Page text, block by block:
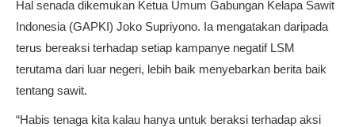
Hal senada dikemukan Ketua Umum Gabungan Kelapa Sawit
Indonesia (GAPKI) Joko Supriyono. Ia mengatakan daripada
terus bereaksi terhadap setiap kampanye negatif LSM
terutama dari luar negeri, lebih baik menyebarkan berita baik
tentang sawit.
“Habis tenaga kita kalau hanya untuk beraksi terhadap aksi